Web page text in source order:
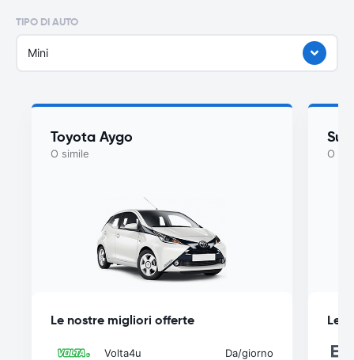
TIPO DI AUTO
Mini
Toyota Aygo
O simile
Le nostre migliori offerte
Volta4u Da/giorno
O
Le